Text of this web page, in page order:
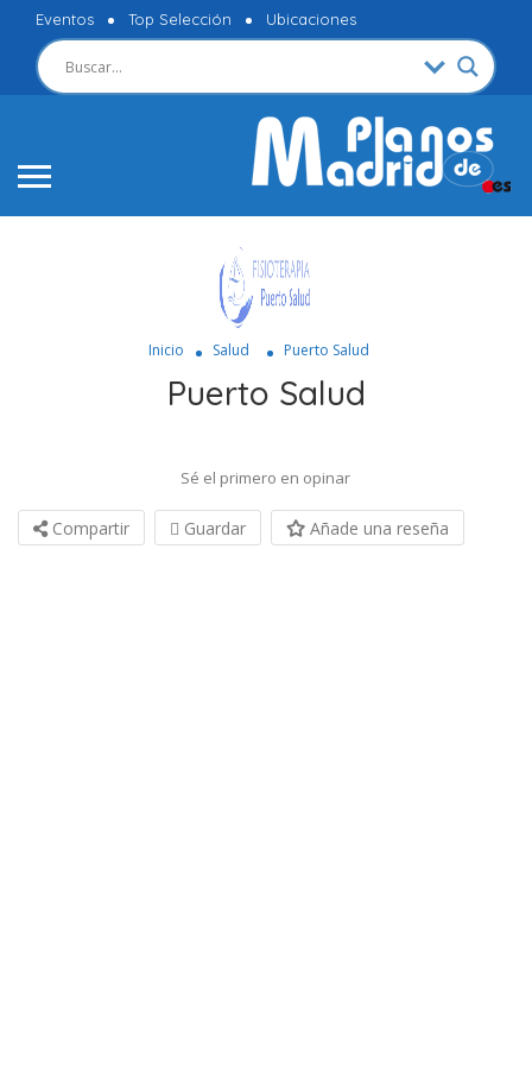
Eventos Top Selección Ubicaciones
Inicio Salud Puerto Salud
Puerto Salud
Sé el primero en opinar
Compartir Guardar Añade una reseña